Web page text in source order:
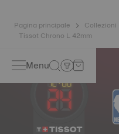
Pagina principale Collezioni
Tissot Chrono L 42mm
Menu